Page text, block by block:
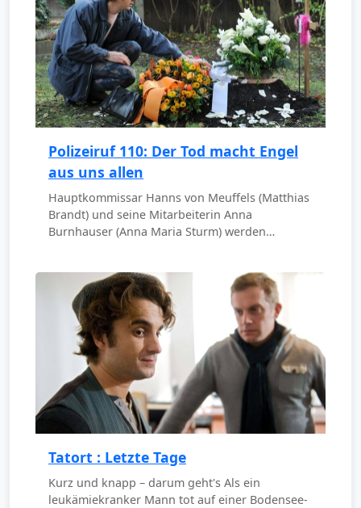
Polizeiruf 110: Der Tod macht Engel
aus uns allen
Hauptkommissar Hanns von Meuffels (Matthias
Brandt) und seine Mitarbeiterin Anna
Burnhauser (Anna Maria Sturm) werden…
Tatort : Letzte Tage
Kurz und knapp – darum geht's Als ein
leukämiekranker Mann tot auf einer Bodensee-